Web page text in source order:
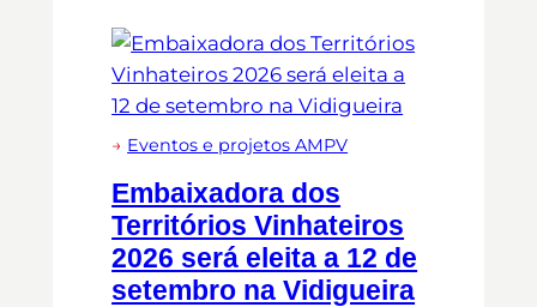
→ Eventos e projetos AMPV
Embaixadora dos
Territórios Vinhateiros
2026 será eleita a 12 de
setembro na Vidigueira